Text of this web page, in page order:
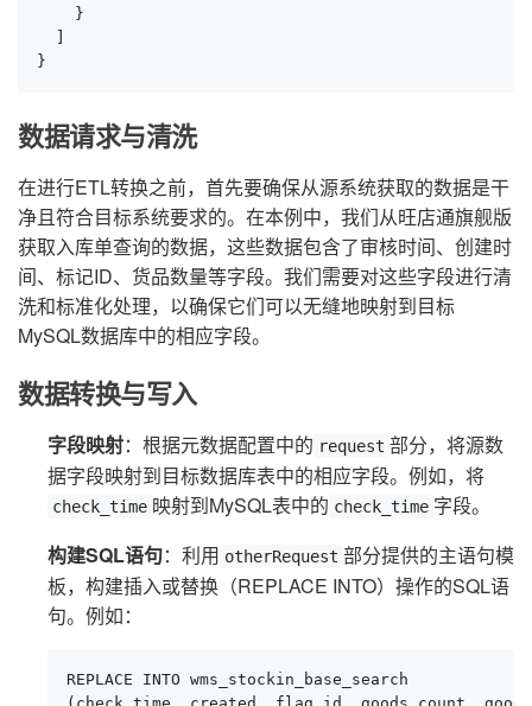
    }
  ]
}
数据请求与清洗
在进行ETL转换之前，首先要确保从源系统获取的数据是干
净且符合目标系统要求的。在本例中，我们从旺店通旗舰版
获取入库单查询的数据，这些数据包含了审核时间、创建时
间、标记ID、货品数量等字段。我们需要对这些字段进行清
洗和标准化处理，以确保它们可以无缝地映射到目标
MySQL数据库中的相应字段。
数据转换与写入
字段映射：根据元数据配置中的 request 部分，将源数
据字段映射到目标数据库表中的相应字段。例如，将
check_time 映射到MySQL表中的 check_time 字段。
构建SQL语句：利用 otherRequest 部分提供的主语句模
板，构建插入或替换（REPLACE INTO）操作的SQL语
句。例如：
REPLACE INTO wms_stockin_base_search